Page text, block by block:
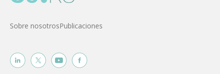
Sobre nosotrosPublicaciones